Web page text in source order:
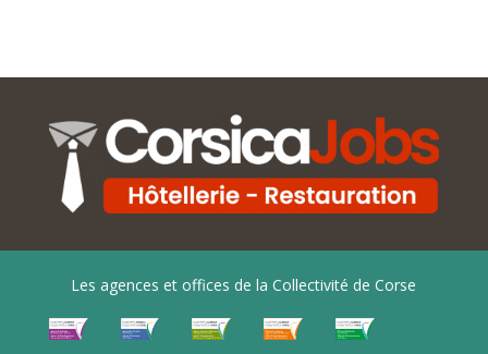
Les agences et offices de la Collectivité de Corse